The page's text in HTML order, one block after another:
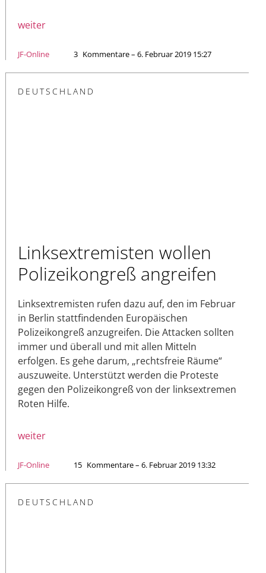
weiter
JF-Online 3 Kommentare – 6. Februar 2019 15:27
DEUTSCHLAND
Linksextremisten wollen
Polizeikongreß angreifen
Linksextremisten rufen dazu auf, den im Februar
in Berlin stattfindenden Europäischen
Polizeikongreß anzugreifen. Die Attacken sollten
immer und überall und mit allen Mitteln
erfolgen. Es gehe darum, „rechtsfreie Räume“
auszuweite. Unterstützt werden die Proteste
gegen den Polizeikongreß von der linksextremen
Roten Hilfe.
weiter
JF-Online 15 Kommentare – 6. Februar 2019 13:32
DEUTSCHLAND